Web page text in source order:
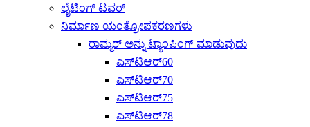
ಲೈಟಿಂಗ್ ಟವರ್
ನಿರ್ಮಾಣ ಯಂತ್ರೋಪಕರಣಗಳು
ರಾಮ್ಮರ್ ಅನ್ನು ಟ್ಯಾಂಪಿಂಗ್ ಮಾಡುವುದು
ಎಸ್‌ಟಿಆರ್60
ಎಸ್‌ಟಿಆರ್70
ಎಸ್‌ಟಿಆರ್75
ಎಸ್‌ಟಿಆರ್78